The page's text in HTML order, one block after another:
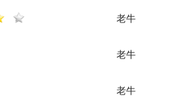
老牛
老牛
老牛